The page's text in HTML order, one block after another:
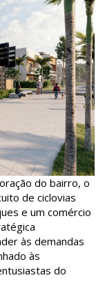
do bairro, o
de ciclovias
e um comércio
às demandas
às
do